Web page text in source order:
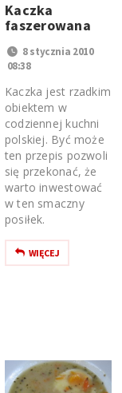
Kaczka
faszerowana
8 stycznia 2010
08:38
Kaczka jest rzadkim
obiektem w
codziennej kuchni
polskiej. Być może
ten przepis pozwoli
się przekonać, że
warto inwestować
w ten smaczny
posiłek.
WIĘCEJ